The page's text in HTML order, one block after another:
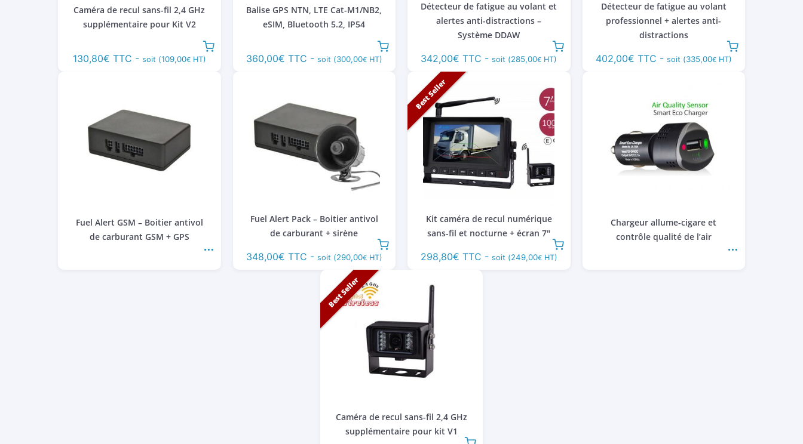
Caméra de recul sans-fil 2,4 GHz
supplémentaire pour Kit V2
130,80€ TTC - soit (109,00€HT)
Balise GPS NTN, LTE Cat-M1/NB2,
eSIM, Bluetooth 5.2, IP54
360,00€ TTC - soit (300,00€HT)
Détecteur de fatigue au volant et
alertes anti-distractions –
Système DDAW
342,00€ TTC -soit (285,00€ HT)
Détecteur de fatigue au volant
professionnel + alertes anti-
distractions
402,00€ TTC - soit (335,00€HT)
Fuel Alert GSM – Boitier antivol
de carburant GSM + GPS
Fuel Alert Pack – Boitier antivol
de carburant + sirène
348,00€ TTC - soit (290,00€HT)
Best Seller
Kit caméra de recul numérique
sans-fil et nocturne + écran 7″
298,80€ TTC - soit (249,00€HT)
Chargeur allume-cigare et
contrôle qualité de l’air
Best Seller
Caméra de recul sans-fil 2,4 GHz
supplémentaire pour kit V1